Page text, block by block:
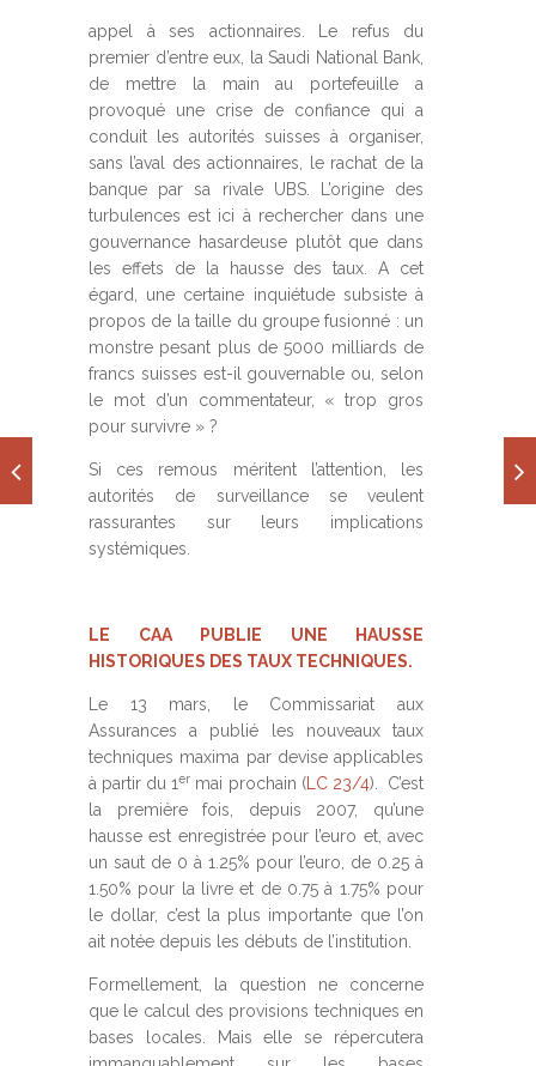
appel à ses actionnaires. Le refus du
premier d’entre eux, la Saudi National Bank,
de mettre la main au portefeuille a
provoqué une crise de confiance qui a
conduit les autorités suisses à organiser,
sans l’aval des actionnaires, le rachat de la
banque par sa rivale UBS. L’origine des
turbulences est ici à rechercher dans une
gouvernance hasardeuse plutôt que dans
les effets de la hausse des taux. A cet
égard, une certaine inquiétude subsiste à
propos de la taille du groupe fusionné : un
monstre pesant plus de 5000 milliards de
francs suisses est-il gouvernable ou, selon
le mot d’un commentateur, « trop gros
pour survivre » ?
Si ces remous méritent l’attention, les
autorités de surveillance se veulent
rassurantes sur leurs implications
systémiques.
LE CAA PUBLIE UNE HAUSSE
HISTORIQUES DES TAUX TECHNIQUES.
Le 13 mars, le Commissariat aux
Assurances a publié les nouveaux taux
techniques maxima par devise applicables
à partir du 1er mai prochain (LC 23/4). C’est
la première fois, depuis 2007, qu’une
hausse est enregistrée pour l’euro et, avec
un saut de 0 à 1.25% pour l’euro, de 0.25 à
1.50% pour la livre et de 0.75 à 1.75% pour
le dollar, c’est la plus importante que l’on
ait notée depuis les débuts de l’institution.
Formellement, la question ne concerne
que le calcul des provisions techniques en
bases locales. Mais elle se répercutera